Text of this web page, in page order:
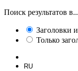
Поиск результатов в...
Заголовки
Только
RU